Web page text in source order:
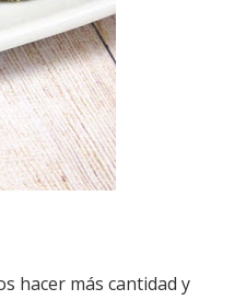
hacer más cantidad y